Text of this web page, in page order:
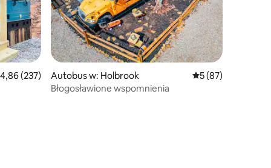
ocena: 4,86 na 5, liczba recenzji: 237
4,86 (237)
Autobus w: Holbrook Średnia ocena: 5
5 (87)
Błogosławione wspomnienia